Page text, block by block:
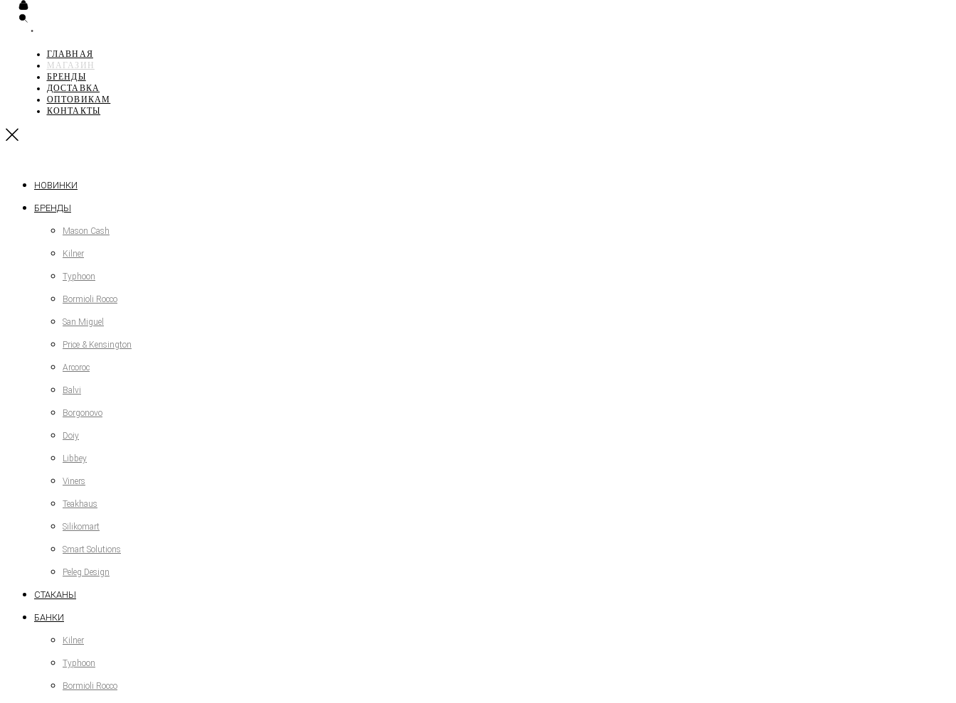
•
ГЛАВНАЯ
МАГАЗИН
БРЕНДЫ
ДОСТАВКА
ОПТОВИКАМ
КОНТАКТЫ
НОВИНКИ
БРЕНДЫ
Mason Cash
Kilner
Typhoon
Bormioli Rocco
San Miguel
Price & Kensington
Arcoroc
Balvi
Borgonovo
Doiy
Libbey
Viners
Teakhaus
Silikomart
Smart Solutions
Peleg Design
СТАКАНЫ
БАНКИ
Kilner
Typhoon
Bormioli Rocco